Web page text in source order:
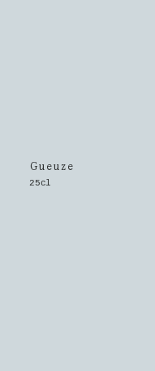
Gueuze
25cl